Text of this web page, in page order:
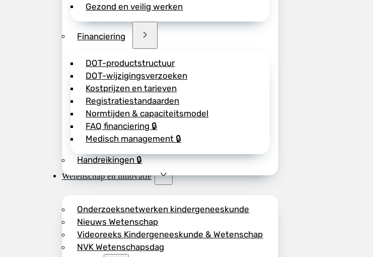
Gezond en veilig werken
Financiering
DOT-productstructuur
DOT-wijzigingsverzoeken
Kostprijzen en tarieven
Registratiestandaarden
Normtijden & capaciteitsmodel
FAQ financiering 🔒
Medisch management 🔒
Handreikingen 🔒
Wetenschap en innovatie
Onderzoeksnetwerken kindergeneeskunde
Nieuws Wetenschap
Videoreeks Kindergeneeskunde & Wetenschap
NVK Wetenschapsdag